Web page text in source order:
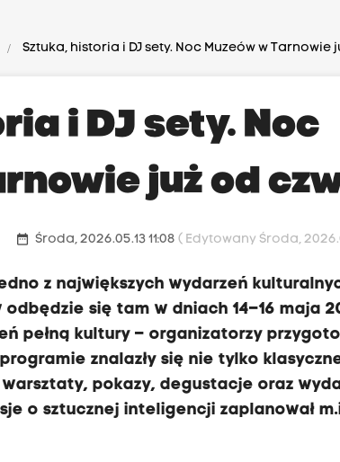
Sztuka, historia i DJ sety. Noc Muzeów w Tarnowie
i DJ sety. Noc
już od
date_range Środa, 2026.05.13 11:08( Edytowany Środa,
z największych wydarzeń
się tam w dniach 14–16 maja
pełną kultury – organizatorzy
znalazły się nie tylko
pokazy, degustacje oraz
o sztucznej inteligencji zaplanował